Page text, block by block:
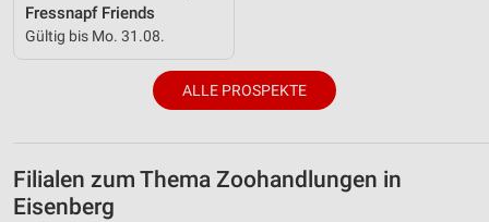
Fressnapf Friends
Gültig bis Mo. 31.08.
ALLE PROSPEKTE
Filialen zum Thema Zoohandlungen in
Eisenberg